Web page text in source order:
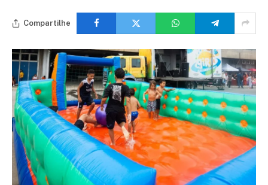
Compartilhe